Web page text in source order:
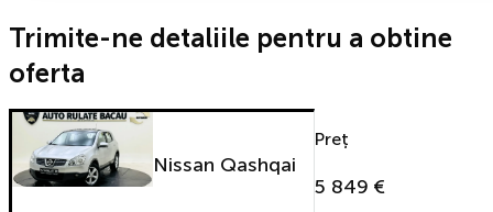
Trimite-ne detaliile pentru a obtine
oferta
Nissan Qashqai
Preț
5 849 €